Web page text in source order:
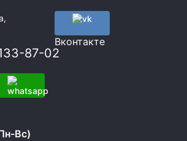
87-02
Вс)
Вконтакте